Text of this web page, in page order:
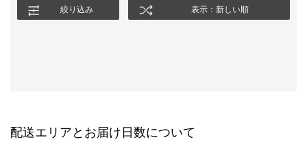
絞り込み 表示：新しい順
配送エリアとお届け日数について